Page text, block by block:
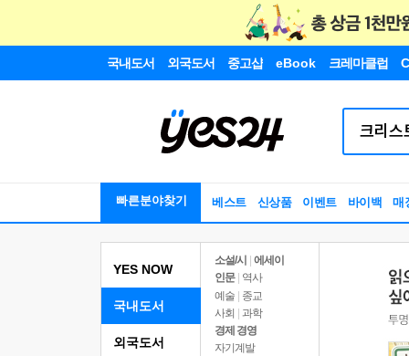
국내도서 외국도서 중고샵 eBook 크레마클럽
빠른분야찾기 베스트 신상품 이벤트 바이백 매
YES NOW
국내도서
소설/시
에세이
인문
역사
예술 | 종교
사회 | 과학
경제 경영
자기계발
외국도서